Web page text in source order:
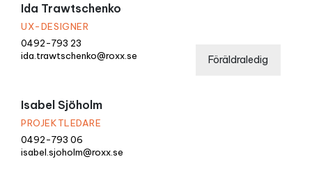
Ida Trawtschenko
UX-DESIGNER
0492-793 23
ida.trawtschenko@roxx.se
Föräldraledig
Isabel Sjöholm
PROJEKTLEDARE
0492-793 06
isabel.sjoholm@roxx.se